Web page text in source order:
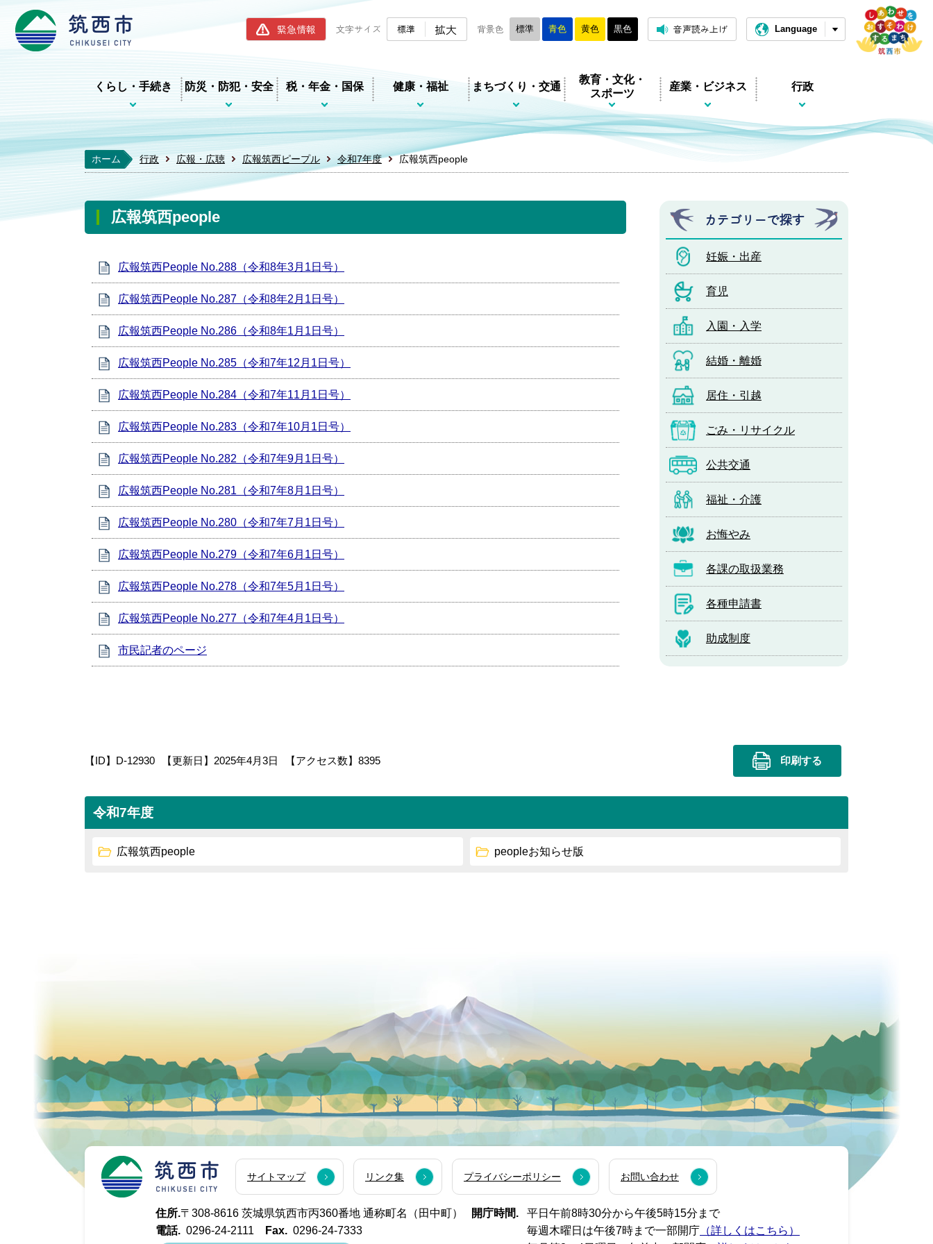
筑西市ホームページ
緊急情報 文字サイズ 標準 拡大 背景色 標準 青色 黄色 黒色 音声読み上げ Language
くらし・手続き 防災・防犯・安全 税・年金・国保 健康・福祉 まちづくり・交通
教育・文化・
スポーツ
産業・ビジネス 行政
ホーム 行政 広報・広聴 広報筑西ピープル 令和7年度 広報筑西people
広報筑西people
広報筑西People No.288（令和8年3月1日号）
広報筑西People No.287（令和8年2月1日号）
広報筑西People No.286（令和8年1月1日号）
広報筑西People No.285（令和7年12月1日号）
広報筑西People No.284（令和7年11月1日号）
広報筑西People No.283（令和7年10月1日号）
広報筑西People No.282（令和7年9月1日号）
広報筑西People No.281（令和7年8月1日号）
広報筑西People No.280（令和7年7月1日号）
広報筑西People No.279（令和7年6月1日号）
広報筑西People No.278（令和7年5月1日号）
広報筑西People No.277（令和7年4月1日号）
市民記者のページ
【ID】 D-12930 【更新日】 2025年4月3日 【アクセス数】 8395 印刷する
カテゴリーで探す
妊娠・出産
育児
入園・入学
結婚・離婚
居住・引越
ごみ・リサイクル
公共交通
福祉・介護
お悔やみ
各課の取扱業務
各種申請書
助成制度
令和7年度
広報筑西people peopleお知らせ版
サイトマップ リンク集 プライバシーポリシー お問い合わせ
住所.〒308-8616 茨城県筑西市丙360番地 通称町名（田中町）
電話. 0296-24-2111 Fax. 0296-24-7333
開庁時間.
平日午前8時30分から午後5時15分まで
毎週木曜日は午後7時まで一部開庁 （詳しくはこちら）